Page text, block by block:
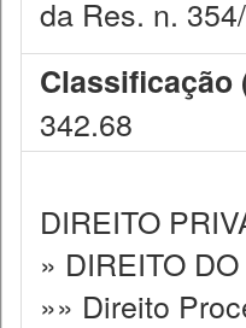
da Res. n.
Classificação
342.68
DIREITO
» DIREITO
»» Direito